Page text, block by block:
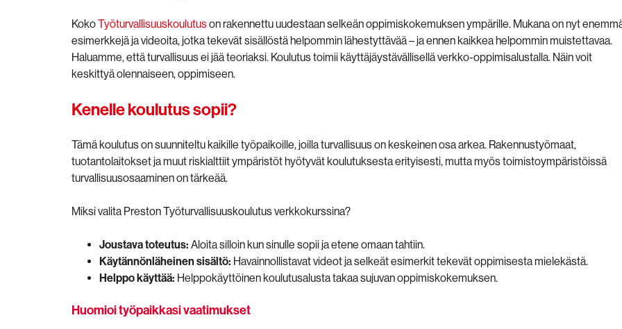
KokoTyöturvallisuuskoulutuson rakennettu uudestaan selkeän oppimiskokemuksen ympärille. Mukana on nyt
esimerkkejä ja videoita, jotka tekevät sisällöstä helpommin lähestyttävää – ja ennen kaikkea helpommin muistettavaa.
Haluamme, että turvallisuus ei jää teoriaksi. Koulutus toimii käyttäjäystävällisellä verkko-oppimisalustalla. Näin voit
keskittyä olennaiseen, oppimiseen.
Kenelle koulutus sopii?
Tämä koulutus on suunniteltu kaikille työpaikoille, joilla turvallisuus on keskeinen osa arkea. Rakennustyömaat,
tuotantolaitokset ja muut riskialttiit ympäristöt hyötyvät koulutuksesta erityisesti, mutta myös toimistoympäristöissä
turvallisuusosaaminen on tärkeää.
Miksi valita Preston Työturvallisuuskoulutus verkkokurssina?
Joustava toteutus: Aloita silloin kun sinulle sopii ja etene omaan tahtiin.
Käytännönläheinen sisältö: Havainnollistavat videot ja selkeät esimerkit tekevät oppimisesta mielekästä.
Helppo käyttää: Helppokäyttöinen koulutusalusta takaa sujuvan oppimiskokemuksen.
Huomioi työpaikkasi vaatimukset